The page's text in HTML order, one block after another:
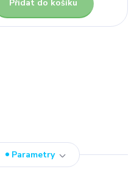
Přidat do košíku
Parametry